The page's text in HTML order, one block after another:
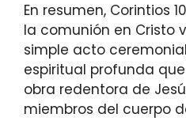
En resumen, Corintios
la comunión en Cristo
simple acto
espiritual profunda
obra redentora de
miembros del cuerpo